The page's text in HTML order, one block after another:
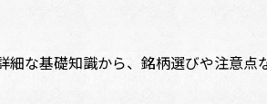
な基礎知識から、銘柄選びや注意点